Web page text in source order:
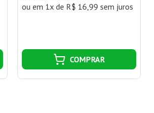
ou em 1x de R$ 16,99 sem juros
COMPRAR